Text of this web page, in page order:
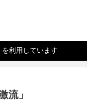
利用しています
」